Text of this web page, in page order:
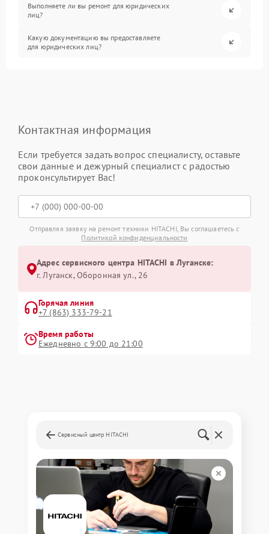
Выполняете ли вы ремонт для юридических
лиц?
Какую документацию вы предоставляете
для юридических лиц?
Контактная информация
Если требуется задать вопрос специалисту, оставьте
свои данные и дежурный специалист с радостью
проконсультирует Вас!
Отправляя заявку на ремонт техники HITACHI, Вы соглашаетесь с
Политикой конфиденциальности
Адрес сервисного центра HITACHI в Луганске:
г. Луганск, Оборонная ул., 26
Горячая линия
+7 (863) 333-79-21
Время работы
Ежедневно с 9:00 до 21:00
Сервисный центр HITACHI